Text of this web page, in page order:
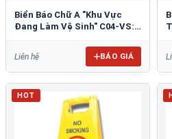
Biển Báo Chữ A "Khu Vực
Đang Làm Vệ Sinh" C04-VS:
Liên hệ BÁO GIÁ
HOT